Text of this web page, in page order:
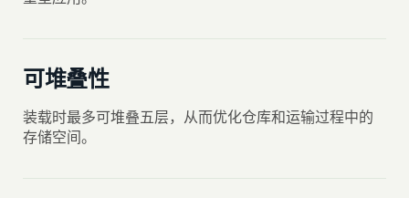
可堆叠性
装载时最多可堆叠五层，从而优化仓库和运输过程中的
存储空间。